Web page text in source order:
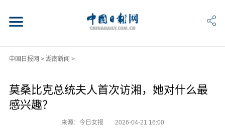
中国日报网 > 湖南新闻 >
莫桑比克总统夫人首次访湘，她对什么最
感兴趣？
来源：今日女报 2026-04-21 16:00